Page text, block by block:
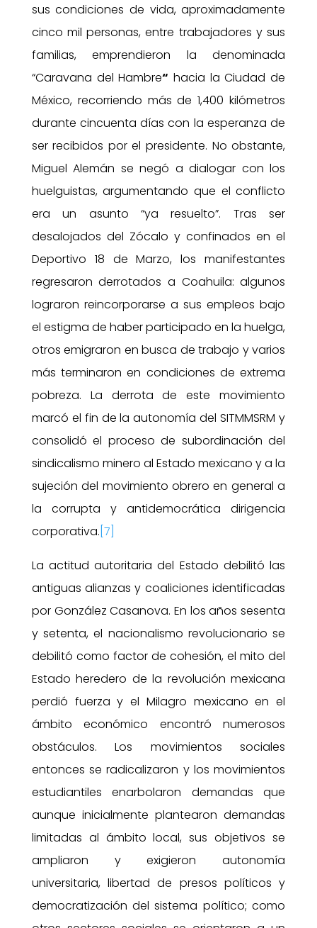
sus condiciones de vida, aproximadamente
cinco mil personas, entre trabajadores y sus
familias, emprendieron la denominada
“Caravana del Hambre“ hacia la Ciudad de
México, recorriendo más de 1,400 kilómetros
durante cincuenta días con la esperanza de
ser recibidos por el presidente. No obstante,
Miguel Alemán se negó a dialogar con los
huelguistas, argumentando que el conflicto
era un asunto “ya resuelto”. Tras ser
desalojados del Zócalo y confinados en el
Deportivo 18 de Marzo, los manifestantes
regresaron derrotados a Coahuila: algunos
lograron reincorporarse a sus empleos bajo
el estigma de haber participado en la huelga,
otros emigraron en busca de trabajo y varios
más terminaron en condiciones de extrema
pobreza. La derrota de este movimiento
marcó el fin de la autonomía del SITMMSRM y
consolidó el proceso de subordinación del
sindicalismo minero al Estado mexicano y a la
sujeción del movimiento obrero en general a
la corrupta y antidemocrática dirigencia
corporativa. [7]
La actitud autoritaria del Estado debilitó las
antiguas alianzas y coaliciones identificadas
por González Casanova. En los años sesenta
y setenta, el nacionalismo revolucionario se
debilitó como factor de cohesión, el mito del
Estado heredero de la revolución mexicana
perdió fuerza y el Milagro mexicano en el
ámbito económico encontró numerosos
obstáculos. Los movimientos sociales
entonces se radicalizaron y los movimientos
estudiantiles enarbolaron demandas que
aunque inicialmente plantearon demandas
limitadas al ámbito local, sus objetivos se
ampliaron y exigieron autonomía
universitaria, libertad de presos políticos y
democratización del sistema político; como